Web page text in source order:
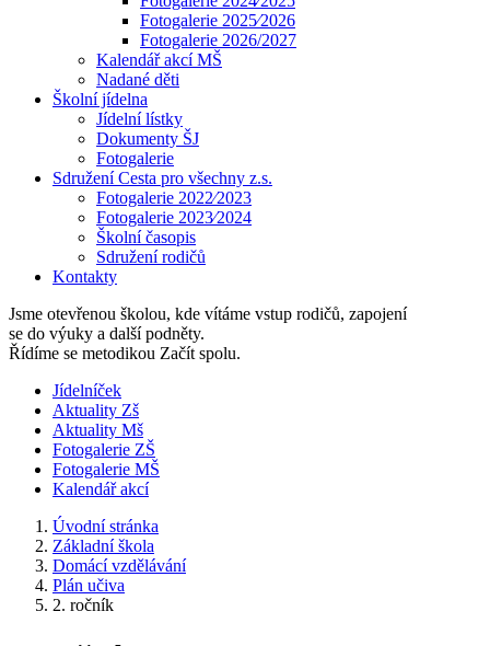
Fotogalerie 2025⁄2026
Fotogalerie 2026/2027
Kalendář akcí MŠ
Nadané děti
Školní jídelna
Jídelní lístky
Dokumenty ŠJ
Fotogalerie
Sdružení Cesta pro všechny z.s.
Fotogalerie 2022⁄2023
Fotogalerie 2023⁄2024
Školní časopis
Sdružení rodičů
Kontakty
Jsme otevřenou školou, kde vítáme vstup rodičů, zapojení
se do výuky a další podněty.
Řídíme se metodikou Začít spolu.
Jídelníček
Aktuality Zš
Aktuality Mš
Fotogalerie ZŠ
Fotogalerie MŠ
Kalendář akcí
Úvodní stránka
Základní škola
Domácí vzdělávání
Plán učiva
2. ročník